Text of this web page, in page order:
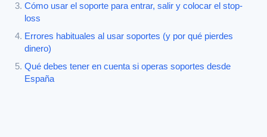
Cómo usar el soporte para entrar, salir y colocar el stop-
loss
Errores habituales al usar soportes (y por qué pierdes
dinero)
Qué debes tener en cuenta si operas soportes desde
España